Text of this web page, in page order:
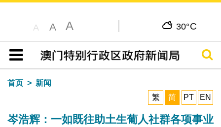
A A A 30°C
目录
搜寻
首页
新闻
繁
简 PT EN
岑浩辉：一如既往助土生葡人社群各项事业